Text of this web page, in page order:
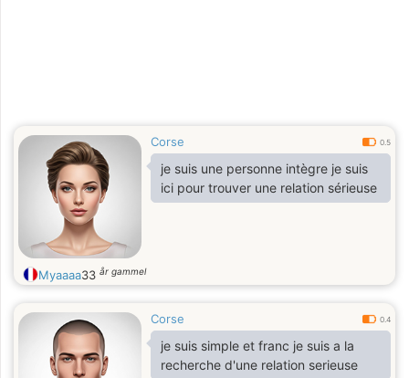
Corse 0.5
je suis une personne intègre je suis
ici pour trouver une relation sérieuse
Myaaaa33 år gammel
Corse 0.4
je suis simple et franc je suis a la
recherche d'une relation serieuse